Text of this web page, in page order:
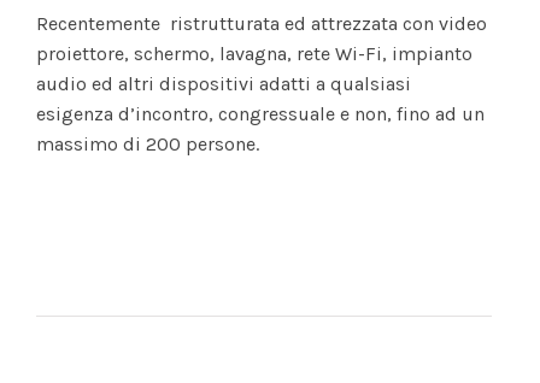
Recentemente ristrutturata ed attrezzata con video
proiettore, schermo, lavagna, rete Wi-Fi, impianto
audio ed altri dispositivi adatti a qualsiasi
esigenza d’incontro, congressuale e non, fino ad un
massimo di 200 persone.